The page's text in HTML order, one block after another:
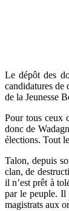
Le dépôt des
candidatures
de la Jeunesse
Pour tous ceux
donc de
élections. Tout
Talon, depuis
clan, de
il n’est prêt à
par le peuple. Il
magistrats aux